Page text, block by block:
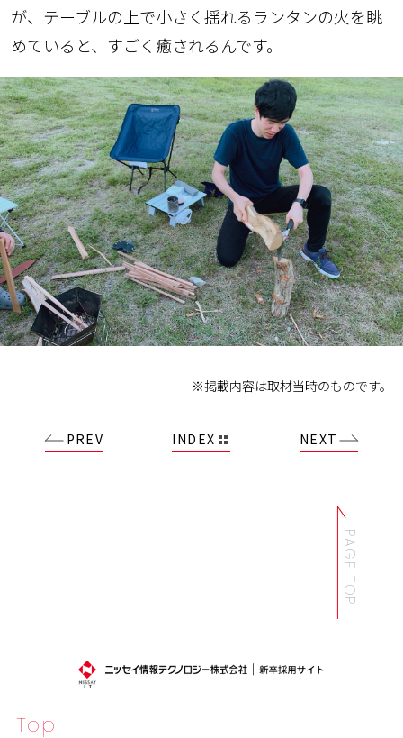
が、テーブルの上で小さく揺れるランタンの火を眺
めていると、すごく癒されるんです。
※掲載内容は取材当時のものです。
PREV INDEX NEXT
PAGE TOP
Top